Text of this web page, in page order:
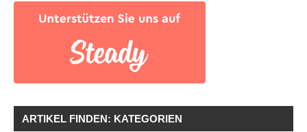
ARTIKEL FINDEN: KATEGORIEN